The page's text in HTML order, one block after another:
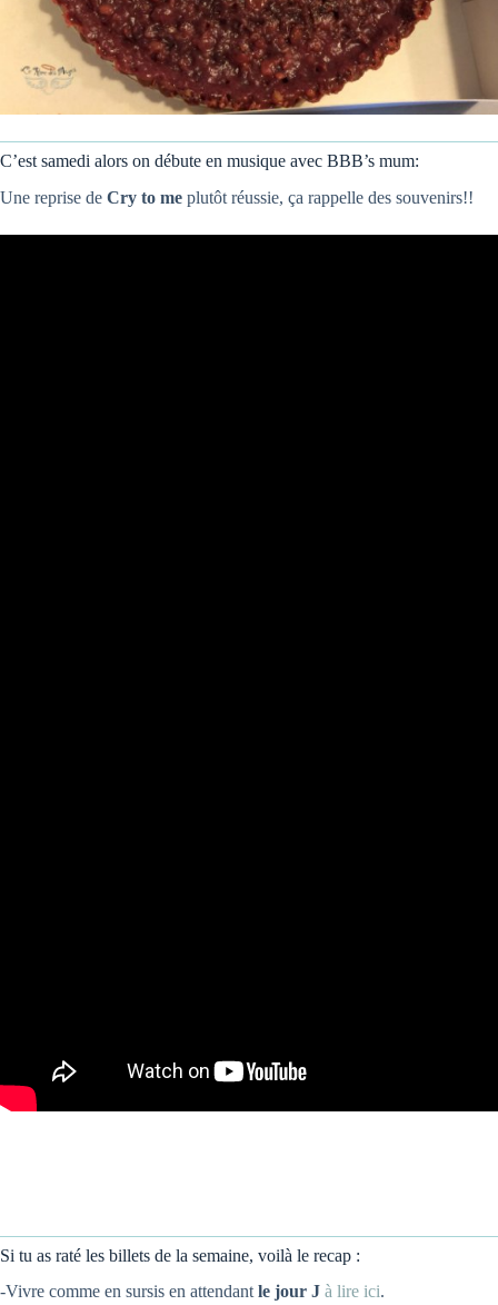
C’est samedi alors on débute en musique avec BBB’s mum:
Une reprise de Cry to me plutôt réussie, ça rappelle des souvenirs!!
Si tu as raté les billets de la semaine, voilà le recap :
-Vivre comme en sursis en attendantle jour J à lire ici.